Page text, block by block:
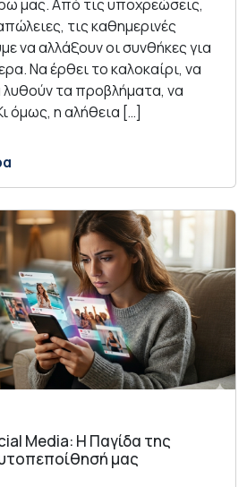
μας. Από τις υποχρεώσεις,
τις καθημερινές
να αλλάξουν οι συνθήκες για
Να έρθει το καλοκαίρι, να
τα προβλήματα, να
όμως, η αλήθεια […]
Media: Η Παγίδα της
μας